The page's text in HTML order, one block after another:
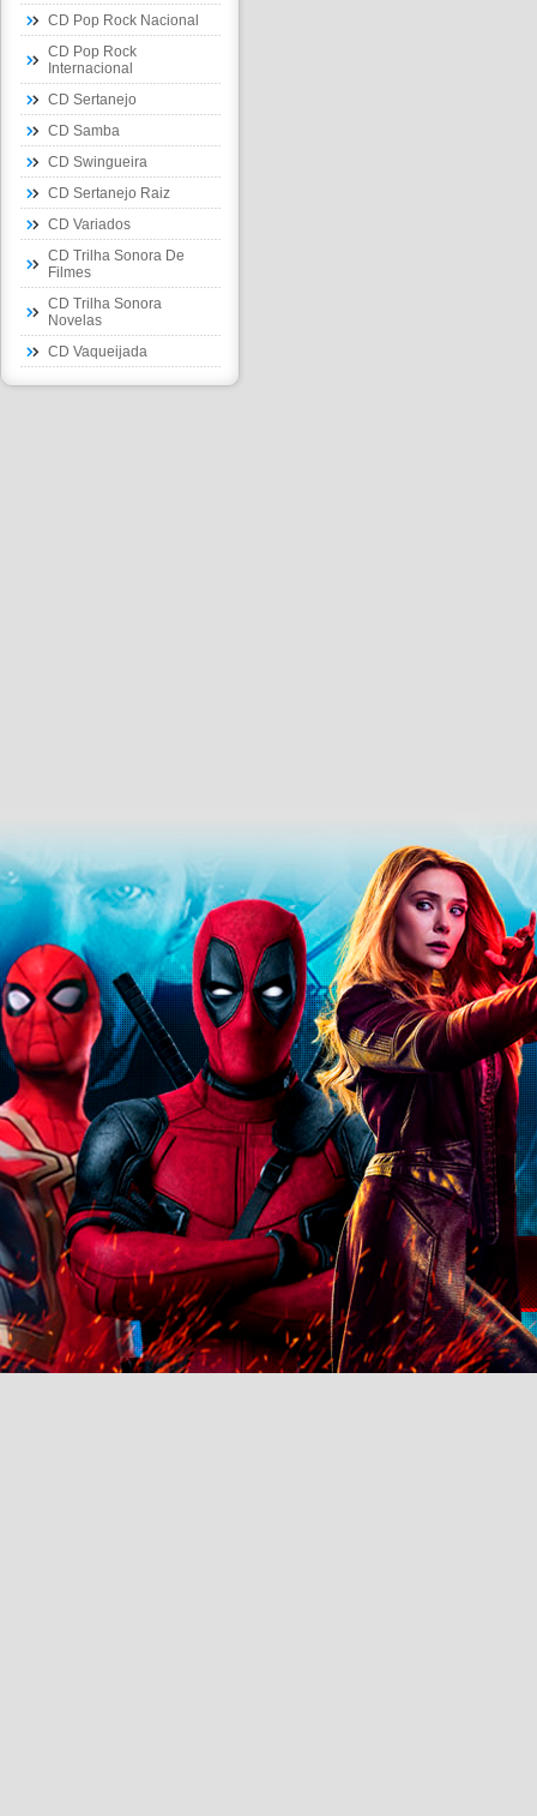
CD Pop Rock Nacional
CD Pop Rock
Internacional
CD Sertanejo
CD Samba
CD Swingueira
CD Sertanejo Raiz
CD Variados
CD Trilha Sonora De
Filmes
CD Trilha Sonora
Novelas
CD Vaqueijada